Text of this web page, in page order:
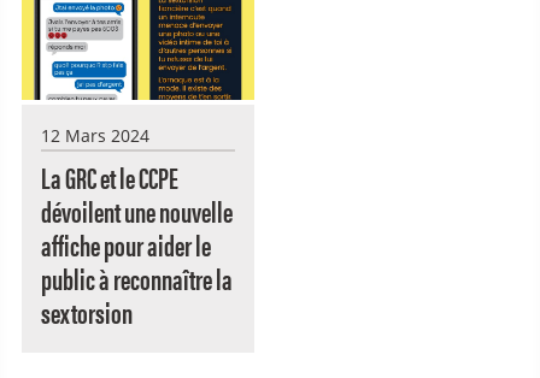
12 Mars 2024
La GRC et le CCPE
dévoilent une nouvelle
affiche pour aider le
public à reconnaître la
sextorsion